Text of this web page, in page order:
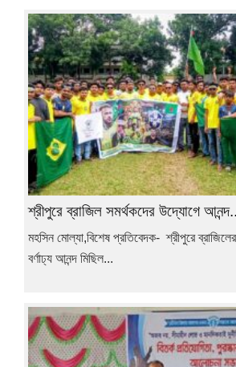
শ্রীপুরে ব্রাজিল সমর্থকদের উদ্যোগে
মহসিন মোল্যা,বিশেষ প্রতিবেদক- শ্রীপুরে
বর্ণাঢ্য আনন্দ মিছিল...